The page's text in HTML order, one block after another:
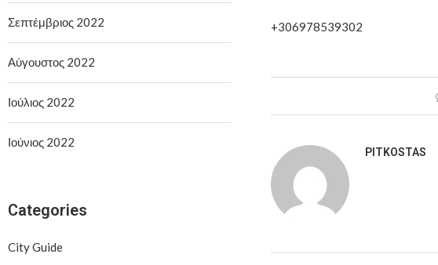
+306978539302
PITKOSTAS
Σεπτέμβριος 2022
Αύγουστος 2022
Ιούλιος 2022
Ιούνιος 2022
Categories
City Guide